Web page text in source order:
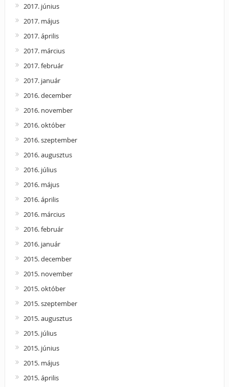
2017. június
2017. május
2017. április
2017. március
2017. február
2017. január
2016. december
2016. november
2016. október
2016. szeptember
2016. augusztus
2016. július
2016. május
2016. április
2016. március
2016. február
2016. január
2015. december
2015. november
2015. október
2015. szeptember
2015. augusztus
2015. július
2015. június
2015. május
2015. április